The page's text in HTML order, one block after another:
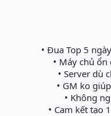
• Đua Top 5
• Máy chủ
• Server dù
• GM ko
• Không
• Cam kết tạo